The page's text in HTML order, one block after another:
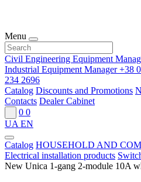
Menu
Civil Engineering Equipment
Industrial Equipment Manager+38
234 2696
Catalog Discounts and Promotions
Contacts Dealer Cabinet
0 0
UA EN
Catalog HOUSEHOLD AND
Electrical installation products
New Unica 1-gang 2-module 10A